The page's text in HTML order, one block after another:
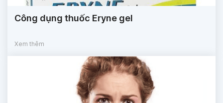
Công dụng thuốc Eryne gel
Xem thêm